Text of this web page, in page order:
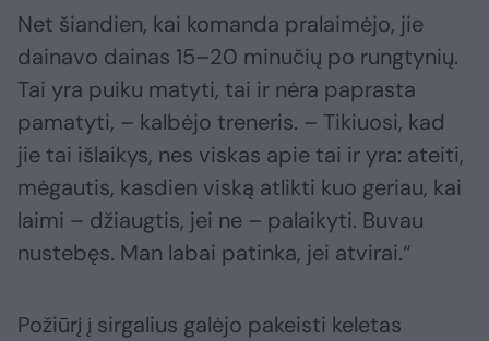
Net šiandien, kai komanda pralaimėjo, jie
dainavo dainas 15–20 minučių po rungtynių.
Tai yra puiku matyti, tai ir nėra paprasta
pamatyti, – kalbėjo treneris. – Tikiuosi, kad
jie tai išlaikys, nes viskas apie tai ir yra: ateiti,
mėgautis, kasdien viską atlikti kuo geriau, kai
laimi – džiaugtis, jei ne – palaikyti. Buvau
nustebęs. Man labai patinka, jei atvirai.“
Požiūrį į sirgalius galėjo pakeisti keletas